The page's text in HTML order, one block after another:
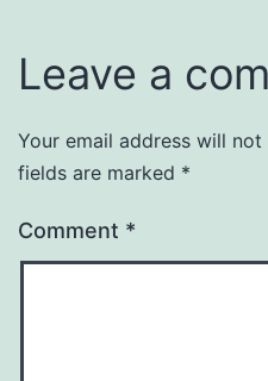
Leave a
Your email address will not
fields are marked *
Comment *